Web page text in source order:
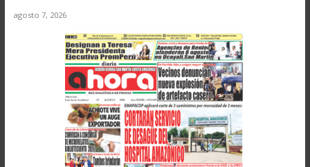
agosto 7, 2026